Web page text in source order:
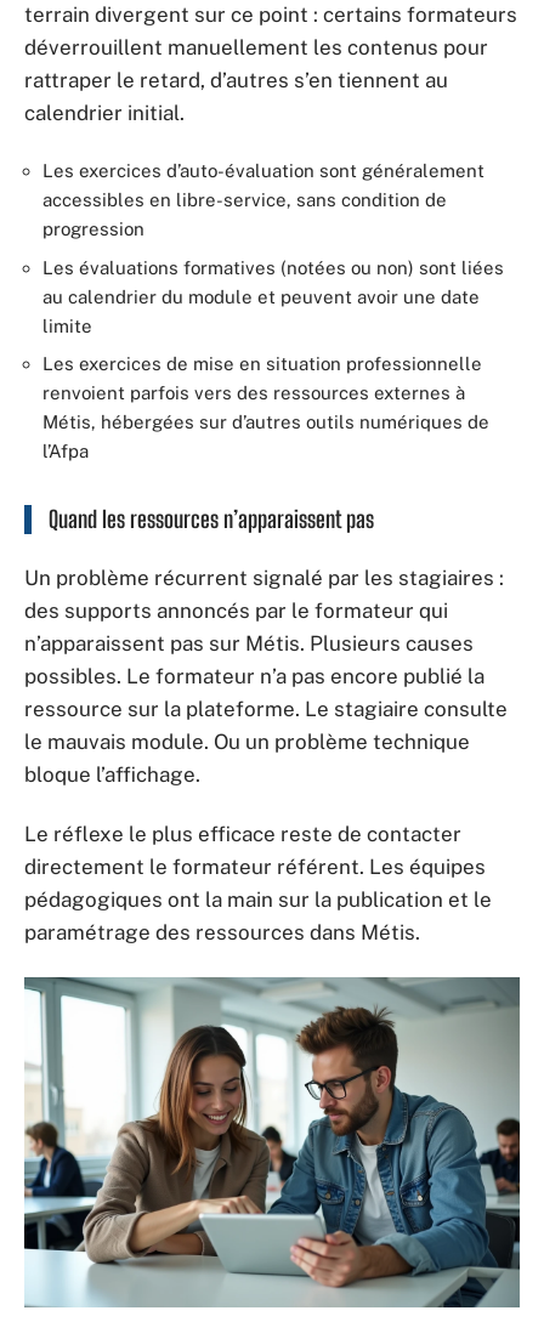
terrain divergent sur ce point : certains formateurs
déverrouillent manuellement les contenus pour
rattraper le retard, d’autres s’en tiennent au
calendrier initial.
Les exercices d’auto-évaluation sont généralement
accessibles en libre-service, sans condition de
progression
Les évaluations formatives (notées ou non) sont liées
au calendrier du module et peuvent avoir une date
limite
Les exercices de mise en situation professionnelle
renvoient parfois vers des ressources externes à
Métis, hébergées sur d’autres outils numériques de
l’Afpa
Quand les ressources n’apparaissent pas
Un problème récurrent signalé par les stagiaires :
des supports annoncés par le formateur qui
n’apparaissent pas sur Métis. Plusieurs causes
possibles. Le formateur n’a pas encore publié la
ressource sur la plateforme. Le stagiaire consulte
le mauvais module. Ou un problème technique
bloque l’affichage.
Le réflexe le plus efficace reste de contacter
directement le formateur référent. Les équipes
pédagogiques ont la main sur la publication et le
paramétrage des ressources dans Métis.